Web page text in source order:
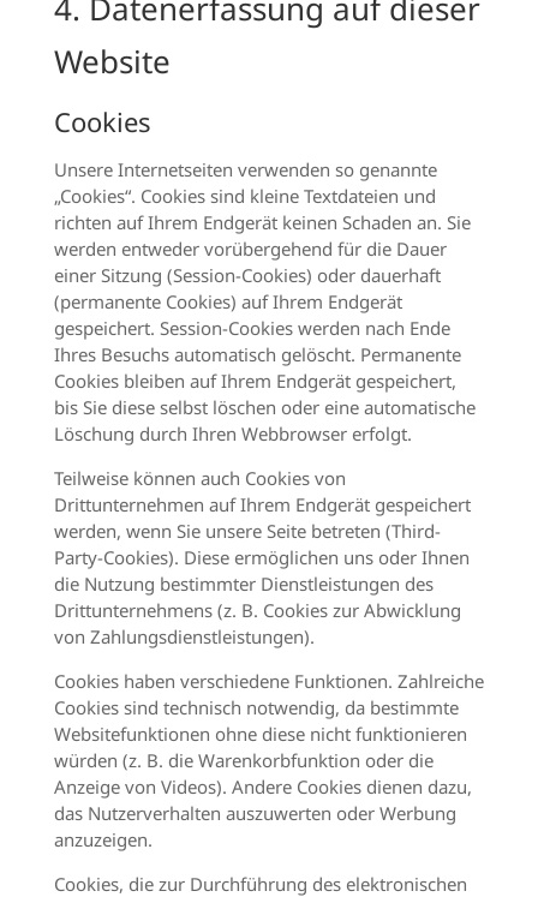
Website
Cookies
Unsere Internetseiten verwenden so genannte
„Cookies“. Cookies sind kleine Textdateien und
richten auf Ihrem Endgerät keinen Schaden an. Sie
werden entweder vorübergehend für die Dauer
einer Sitzung (Session-Cookies) oder dauerhaft
(permanente Cookies) auf Ihrem Endgerät
gespeichert. Session-Cookies werden nach Ende
Ihres Besuchs automatisch gelöscht. Permanente
Cookies bleiben auf Ihrem Endgerät gespeichert,
bis Sie diese selbst löschen oder eine automatische
Löschung durch Ihren Webbrowser erfolgt.
Teilweise können auch Cookies von
Drittunternehmen auf Ihrem Endgerät gespeichert
werden, wenn Sie unsere Seite betreten (Third-
Party-Cookies). Diese ermöglichen uns oder Ihnen
die Nutzung bestimmter Dienstleistungen des
Drittunternehmens (z. B. Cookies zur Abwicklung
von Zahlungsdienstleistungen).
Cookies haben verschiedene Funktionen. Zahlreiche
Cookies sind technisch notwendig, da bestimmte
Websitefunktionen ohne diese nicht funktionieren
würden (z. B. die Warenkorbfunktion oder die
Anzeige von Videos). Andere Cookies dienen dazu,
das Nutzerverhalten auszuwerten oder Werbung
anzuzeigen.
Cookies, die zur Durchführung des elektronischen